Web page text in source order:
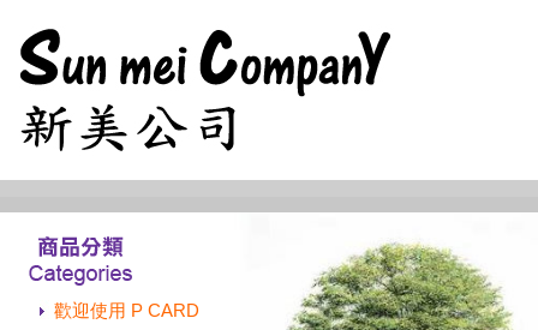
歡迎使用 P CARD